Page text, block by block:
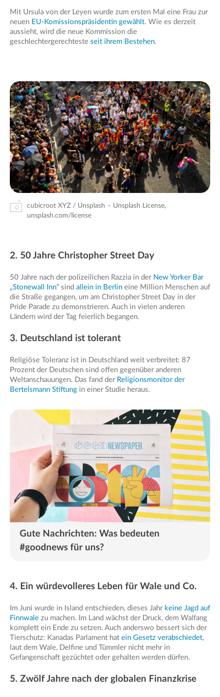
Mit Ursula von der Leyen wurde zum ersten Mal eine Frau zur
neuen EU-Komissionspräsidentin gewählt. Wie es derzeit
aussieht, wird die neue Kommission die
geschlechtergerechteste seit ihrem Bestehen.
cubicroot XYZ / Unsplash – Unsplash License,
unsplash.com/license
2. 50 Jahre Christopher Street Day
50 Jahre nach der polizeilichen Razzia in der New Yorker Bar
„Stonewall Inn“ sind allein in Berlin eine Million Menschen auf
die Straße gegangen, um am Christopher Street Day in der
Pride Parade zu demonstrieren. Auch in vielen anderen
Ländern wird der Tag feierlich begangen.
3. Deutschland ist tolerant
Religiöse Toleranz ist in Deutschland weit verbreitet: 87
Prozent der Deutschen sind offen gegenüber anderen
Weltanschauungen. Das fand der Religionsmonitor der
Bertelsmann Stiftung in einer Studie heraus.
Gute Nachrichten: Was bedeuten
#goodnews für uns?
4. Ein würdevolleres Leben für Wale und Co.
Im Juni wurde in Island entschieden, dieses Jahr keine Jagd auf
Finnwale zu machen. Im Land wächst der Druck, dem Walfang
komplett ein Ende zu setzen. Auch anderswo bessert sich der
Tierschutz: Kanadas Parlament hat ein Gesetz verabschiedet,
laut dem Wale, Delfine und Tümmler nicht mehr in
Gefangenschaft gezüchtet oder gehalten werden dürfen.
5. Zwölf Jahre nach der globalen Finanzkrise